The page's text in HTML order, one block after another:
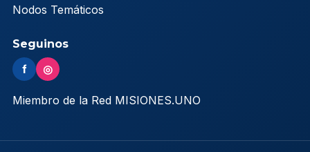
Nodos Temáticos
Seguinos
f ◎
Miembro de la Red MISIONES.UNO